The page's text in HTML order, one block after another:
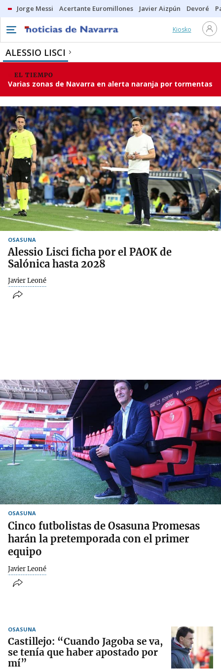
Jorge Messi Acertante Euromillones Javier Aizpún Devoré
Kiosko
ALESSIO LISCI
EL TIEMPO
Varias zonas de Navarra en alerta naranja por tormentas
OSASUNA
Alessio Lisci ficha por el PAOK de
Salónica hasta 2028
Javier Leoné
OSASUNA
Cinco futbolistas de Osasuna Promesas
harán la pretemporada con el primer
equipo
Javier Leoné
OSASUNA
Castillejo: “Cuando Jagoba se va,
se tenía que haber apostado por
mí”